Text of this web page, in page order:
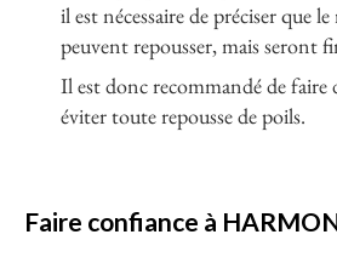
il est nécessaire de préciser que
peuvent repousser, mais seront
Il est donc recommandé de
éviter toute repousse de poils.
Faire confiance à